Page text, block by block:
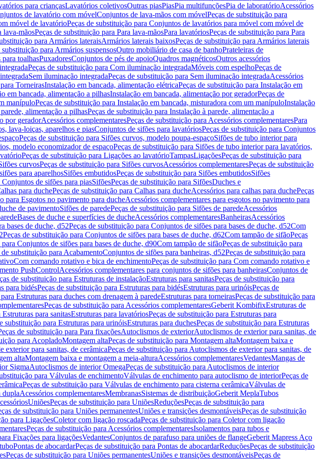
para criançasLavatórios coletivosOutras piasPiasPia multifunçõesPia de laboratórioAcessórios
de lavatório com móvelConjuntos de lava-mãos com móvelPeças de substituição para
móvel de lavatórioPeças de substituição para Conjuntos de lavatórios para móvel com móvel de
lava-mãosPeças de substituição para Para lava-mãosPara lavatóriosPeças de substituição para Para
para Armários lateraisArmários laterais baixosPeças de substituição para Armários laterais
substituição para Armários suspensosOutro mobiliário de casa de banhoPrateleiras de
para toalhasPuxadoresConjuntos de pés de apoioQuadros magnéticosOutros acessórios
Peças de substituição para Com iluminação integradaMóveis com espelhoPeças de
Sem iluminação integradaPeças de substituição para Sem iluminação integradaAcessórios
TorneirasInstalação em bancada, alimentação elétricaPeças de substituição para Instalação em
em bancada, alimentação a pilhasInstalação em bancada, alimentação por geradorPeças de
manípuloPeças de substituição para Instalação em bancada, misturadora com um manípuloInstalação
alimentação a pilhasPeças de substituição para Instalação à parede, alimentação a
por geradorAcessórios complementaresPeças de substituição para Acessórios complementaresPara
lava-loiças, aparelhos e piasConjuntos de sifões para lavatóriosPeças de substituição para Conjuntos
Peças de substituição para Sifões curvos, modelo poupa-espaçoSifões de tubo interior para
modelo economizador de espaçoPeças de substituição para Sifões de tubo interior para lavatórios,
Peças de substituição para Ligações ao lavatórioTampasLigaçõesPeças de substituição para
curvosPeças de substituição para Sifões curvosAcessórios complementaresPeças de substituição
para aparelhosSifões embutidosPeças de substituição para Sifões embutidosSifões
de sifões para piasSifõesPeças de substituição para SifõesDuches e
para duchePeças de substituição para Calhas para ducheAcessórios para calhas para duchePeças
para Esgotos no pavimento para ducheAcessórios complementares para esgotos no pavimento para
de pavimentoSifões de paredePeças de substituição para Sifões de paredeAcessórios
Bases de duche e superfícies de ducheAcessórios complementaresBanheirasAcessórios
bases de duche, d52Peças de substituição para Conjuntos de sifões para bases de duche, d52Com
Peças de substituição para Conjuntos de sifões para bases de duche, d62Com tampão de sifãoPeças
Conjuntos de sifões para bases de duche, d90Com tampão de sifãoPeças de substituição para
de substituição para AcabamentoConjuntos de sifões para banheiras, d52Peças de substituição para
Com comando rotativo e bica de enchimentoPeças de substituição para Com comando rotativo e
PushControlAcessórios complementares para conjuntos de sifões para banheirasConjuntos de
de substituição para Estruturas de instalaçãoEstruturas para sanitasPeças de substituição para
para bidésPeças de substituição para Estruturas para bidésEstruturas para urinóisPeças de
Estruturas para duches com drenagem à paredeEstruturas para torneirasPeças de substituição para
Peças de substituição para Acessórios complementaresGeberit KombifixEstruturas de
para sanitasEstruturas para lavatóriosPeças de substituição para Estruturas para
substituição para Estruturas para urinóisEstruturas para duchesPeças de substituição para Estruturas
de substituição para Para fixaçõesAutoclismos de exteriorAutoclismos de exterior para sanitas, de
para AcopladoMontagem altaPeças de substituição para Montagem altaMontagem baixa e
exterior para sanitas, de cerâmicaPeças de substituição para Autoclismos de exterior para sanitas, de
altaMontagem baixa e montagem a meia-alturaAcessórios complementaresVedantesMangas de
SigmaAutoclismos de interior OmegaPeças de substituição para Autoclismos de interior
para Válvulas de enchimentoVálvulas de enchimento para autoclismo de interiorPeças de
Peças de substituição para Válvulas de enchimento para cisterna cerâmicaVálvulas de
duplaAcessórios complementaresMembranasSistemas de distribuiçãoGeberit MeplaTubos
UniõesPeças de substituição para UniõesReduçõesPeças de substituição para
de substituição para Uniões permanentesUniões e transições desmontáveisPeças de substituição
para LigaçõesColetor com ligação roscadaPeças de substituição para Coletor com ligação
Peças de substituição para Acessórios complementaresIsolamentos para tubos e
Fixações para ligaçõesVedantesConjuntos de parafuso para uniões de flangeGeberit Mapress Aço
Pontas de abocardarPeças de substituição para Pontas de abocardarReduçõesPeças de substituição
Peças de substituição para Uniões permanentesUniões e transições desmontáveisPeças de